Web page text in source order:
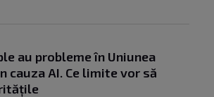
au probleme în Uniunea
cauza AI. Ce limite vor să